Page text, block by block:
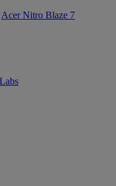
Acer Nitro Blaze 7